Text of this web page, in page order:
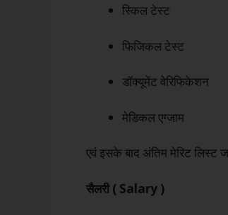
स्किल टेस्ट
फिजिकल टेस्ट
डॉक्यूमेंट वेरिफिकेशन
मेडिकल एग्जाम
एवं इसके बाद अंतिम मेरिट लिस्ट
सैलरी ( Salary )